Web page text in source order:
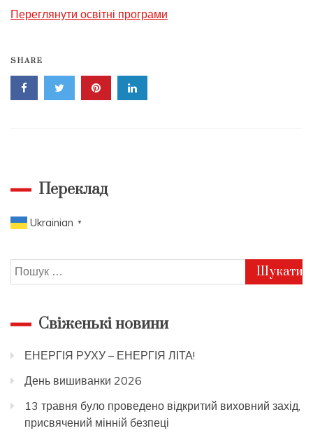
Переглянути освітні програми
SHARE
Переклад
Ukrainian ▼
Пошук:
Свіженькі новини
ЕНЕРГІЯ РУХУ – ЕНЕРГІЯ ЛІТА!
День вишиванки 2026
13 травня було проведено відкритий виховний захід,
присвячений мінній безпеці